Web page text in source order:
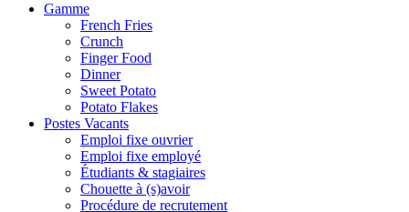
Gamme
French Fries
Crunch
Finger Food
Dinner
Sweet Potato
Potato Flakes
Postes Vacants
Emploi fixe ouvrier
Emploi fixe employé
Étudiants & stagiaires
Chouette à (s)avoir
Procédure de recrutement